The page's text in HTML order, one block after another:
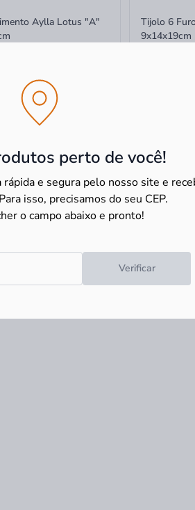
perto de você!
rápida e segura pelo nosso site e
isso, precisamos do seu CEP.
o campo abaixo e pronto!
Verificar
Aylla Lotus "A"
m² à vista
Tijolo 6
9x14x19cm
várias formas na construção e até